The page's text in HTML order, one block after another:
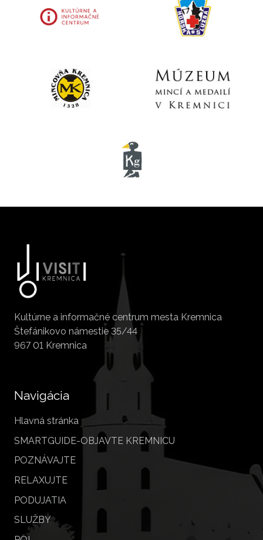
Kultúrne a informačné centrum mesta Kremnica
Štefánikovo námestie 35/44
967 01 Kremnica
Navigácia
Hlavná stránka
SMARTGUIDE-OBJAVTE KREMNICU
POZNÁVAJTE
RELAXUJTE
PODUJATIA
SLUŽBY